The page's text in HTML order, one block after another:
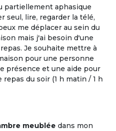
partiellement aphasique
seul, lire, regarder la télé,
me déplacer au sein du
mais j'ai besoin d'une
Je souhaite mettre à
pour une personne
présence et une aide pour
du soir (1 h matin / 1 h
meublée dans mon
l'activité et
local